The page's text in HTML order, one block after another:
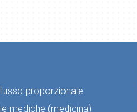
proporzionale
mediche (medicina)